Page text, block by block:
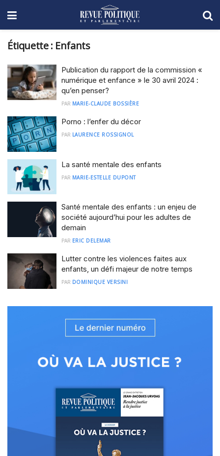
Étiquette : Enfants
Publication du rapport de la commission «
numérique et enfance » le 30 avril 2024 :
qu’en penser?
PAR MARIE-CLAUDE BOSSIÈRE
Porno : l’enfer du décor
PAR LAURENCE ROSSIGNOL
La santé mentale des enfants
PAR MARIE-ESTELLE DUPONT
Santé mentale des enfants : un enjeu de
société aujourd’hui pour les adultes de
demain
PAR ERIC DELEMAR
Lutter contre les violences faites aux
enfants, un défi majeur de notre temps
PAR DOMINIQUE VERSINI